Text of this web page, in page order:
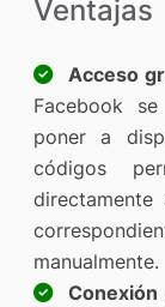
Ventajas
Acceso
Facebook
poner a
códigos
manualmente.